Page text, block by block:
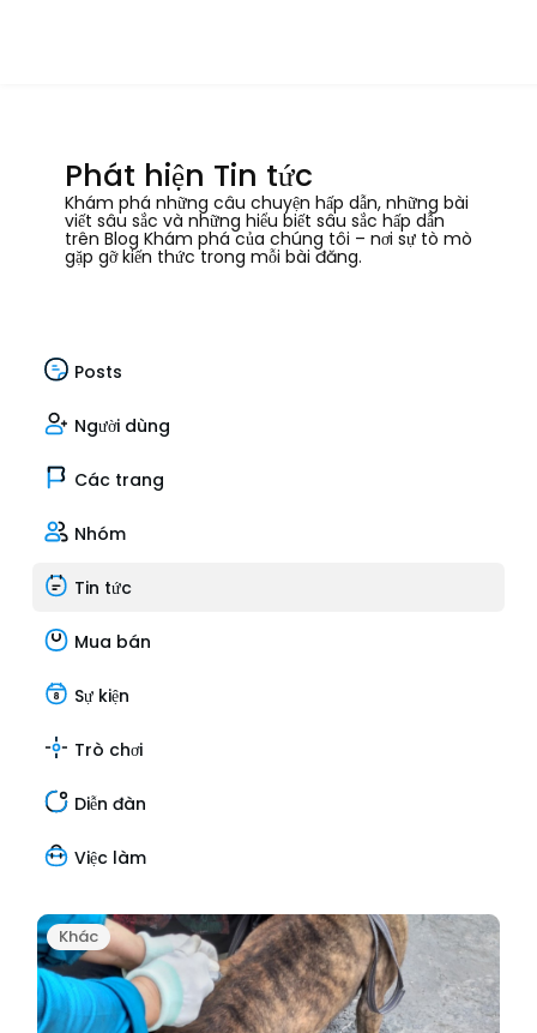
Phát hiện Tin tức
Khám phá những câu chuyện hấp dẫn, những bài
viết sâu sắc và những hiểu biết sâu sắc hấp dẫn
trên Blog Khám phá của chúng tôi – nơi sự tò mò
gặp gỡ kiến thức trong mỗi bài đăng.
Posts
Người dùng
Các trang
Nhóm
Tin tức
Mua bán
Sự kiện
Trò chơi
Diễn đàn
Việc làm
Khác